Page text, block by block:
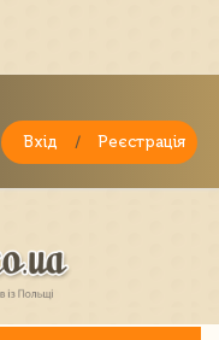
Вхід / Реєстрація